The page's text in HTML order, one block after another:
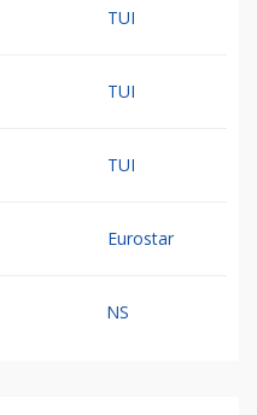
TUI
TUI
TUI
Eurostar
NS